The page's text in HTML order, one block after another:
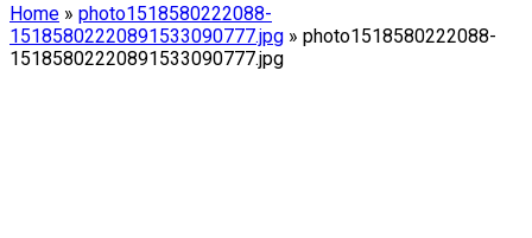
Home » photo1518580222088-
15185802220891533090777.jpg » photo1518580222088-
15185802220891533090777.jpg